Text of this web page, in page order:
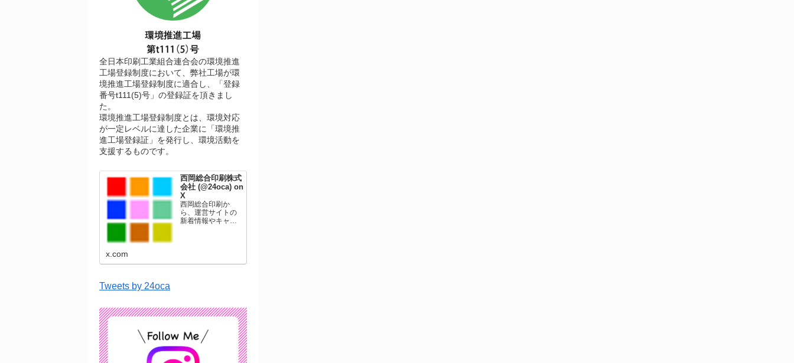
全日本印刷工業組合連合会の環境推進
工場登録制度において、弊社工場が環
境推進工場登録制度に適合し、「登録
番号t111(5)号」の登録証を頂きまし
た。
環境推進工場登録制度とは、環境対応
が一定レベルに達した企業に「環境推
進工場登録証」を発行し、環境活動を
支援するものです。
西岡総合印刷株式
会社 (@24oca) on
X
西岡総合印刷か
ら、運営サイトの
新着情報やキャン
ています。
x.com
Tweets by 24oca